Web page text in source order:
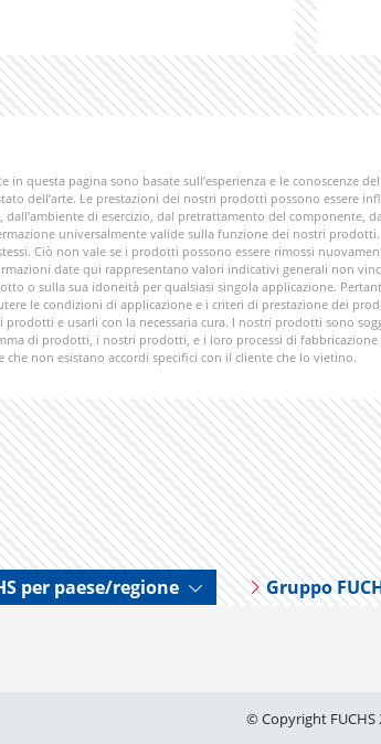
in questa pagina sono basate sull’esperienza e le conoscenze
dell’arte. Le prestazioni dei nostri prodotti possono essere
di esercizio, dal pretrattamento del componente,
universalmente valide sulla funzione dei nostri
Ciò non vale se i prodotti possono essere rimossi
date qui rappresentano valori indicativi generali non
o sulla sua idoneità per qualsiasi singola applicazione.
le condizioni di applicazione e i criteri di prestazione dei
prodotti e usarli con la necessaria cura. I nostri prodotti sono
di prodotti, i nostri prodotti, e i loro processi di
che non esistano accordi specifici con il cliente che lo vietino.
per paese/regione Gruppo
© Copyright FUCHS